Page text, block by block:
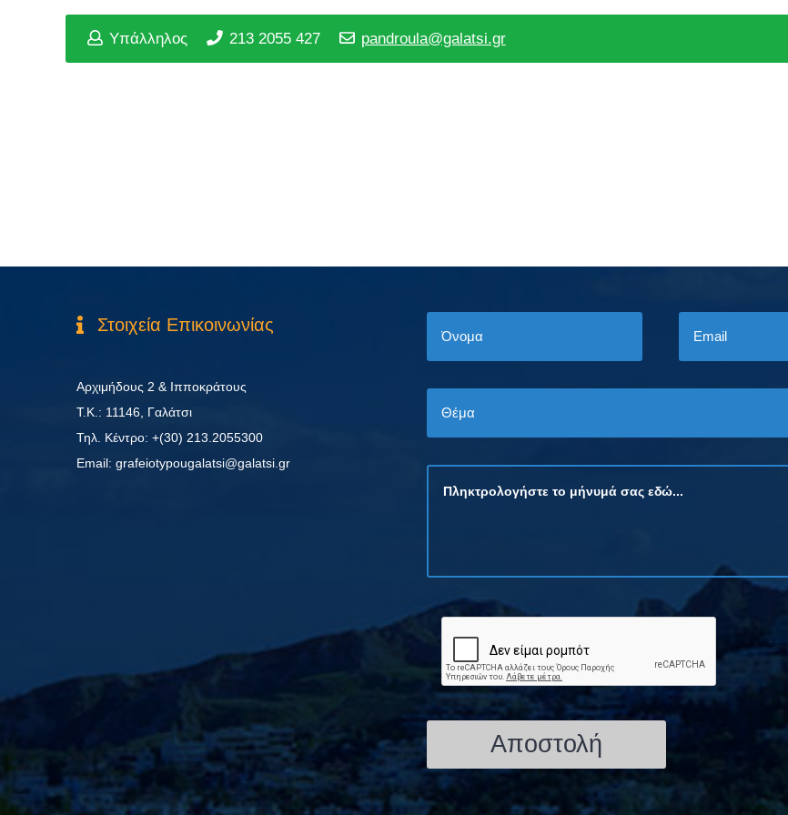
Υπάλληλος 213 2055 427 pandroula@galatsi.gr
Στοιχεία Επικοινωνίας
Αρχιμήδους 2 & Ιπποκράτους
Τ.Κ.: 11146, Γαλάτσι
Τηλ. Κέντρο: +(30) 213.2055300
Εmail: grafeiotypougalatsi@galatsi.gr